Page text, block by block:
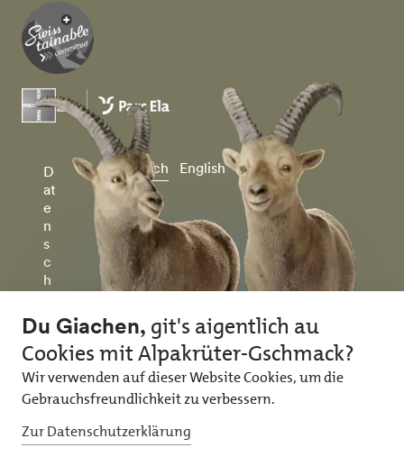
D
at
e
n
s
c
h
&
I
p
r
e
ss
Deutsch English